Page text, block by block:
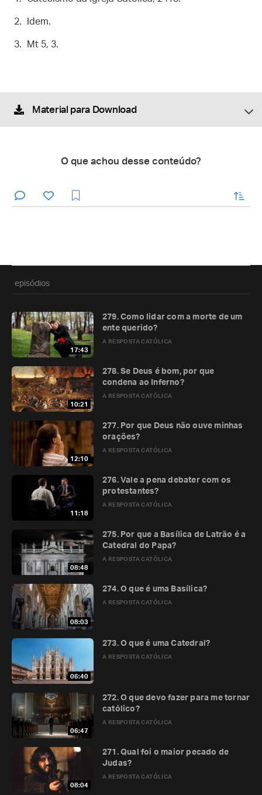
Idem.
Mt 5, 3.
Material para Download
O que achou desse conteúdo?
enviar
episódios
17:43
A RESPOSTA CATÓLICA
279. Como lidar com a morte de um
ente querido?
10:21
A RESPOSTA CATÓLICA
278. Se Deus é bom, por que
condena ao Inferno?
12:10
A RESPOSTA CATÓLICA
277. Por que Deus não ouve minhas
orações?
11:18
A RESPOSTA CATÓLICA
276. Vale a pena debater com os
protestantes?
08:48
A RESPOSTA CATÓLICA
275. Por que a Basílica de Latrão é a
Catedral do Papa?
08:03
A RESPOSTA CATÓLICA
274. O que é uma Basílica?
06:40
A RESPOSTA CATÓLICA
273. O que é uma Catedral?
06:47
A RESPOSTA CATÓLICA
272. O que devo fazer para me tornar
católico?
08:04
A RESPOSTA CATÓLICA
271. Qual foi o maior pecado de
Judas?